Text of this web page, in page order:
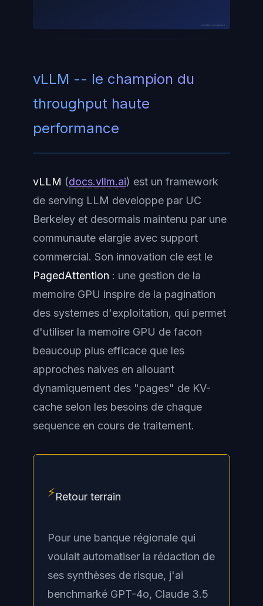
ayinedjimi-consultants.fr
vLLM -- le champion du
throughput haute
performance
vLLM (docs.vllm.ai) est un framework
de serving LLM developpe par UC
Berkeley et desormais maintenu par une
communaute elargie avec support
commercial. Son innovation cle est le
PagedAttention : une gestion de la
memoire GPU inspire de la pagination
des systemes d'exploitation, qui permet
d'utiliser la memoire GPU de facon
beaucoup plus efficace que les
approches naives en allouant
dynamiquement des "pages" de KV-
cache selon les besoins de chaque
sequence en cours de traitement.
⚡Retour terrain
Pour une banque régionale qui
voulait automatiser la rédaction de
ses synthèses de risque, j'ai
benchmarké GPT-4o, Claude 3.5